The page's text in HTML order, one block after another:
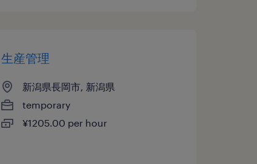
生産管理
新潟県長岡市, 新潟県
temporary
¥1205.00 per hour